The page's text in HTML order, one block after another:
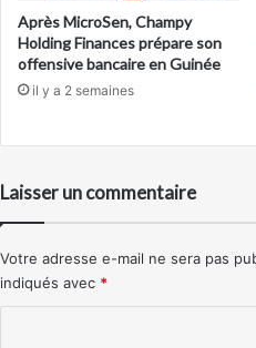
Après MicroSen, Champy
Holding Finances prépare son
offensive bancaire en Guinée
il y a 2 semaines
Laisser un commentaire
Votre adresse e-mail ne sera pas
indiqués avec *